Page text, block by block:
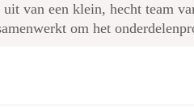
van een klein, hecht team
om het
vinden van de juiste spareparts;